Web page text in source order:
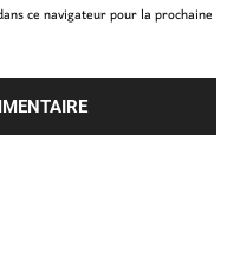
ce navigateur pour la prochaine